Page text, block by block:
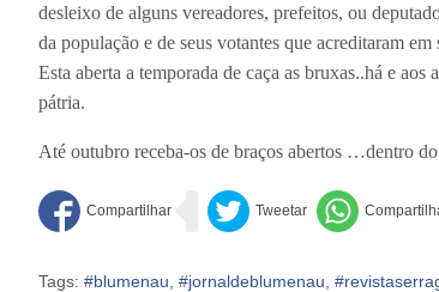
desleixo de alguns vereadores, prefeitos, ou
da população e de seus votantes que acreditaram em
Esta aberta a temporada de caça as bruxas..há e
pátria.
Até outubro receba-os de braços abertos …dentro
Tags: #blumenau #jornaldeblumenau